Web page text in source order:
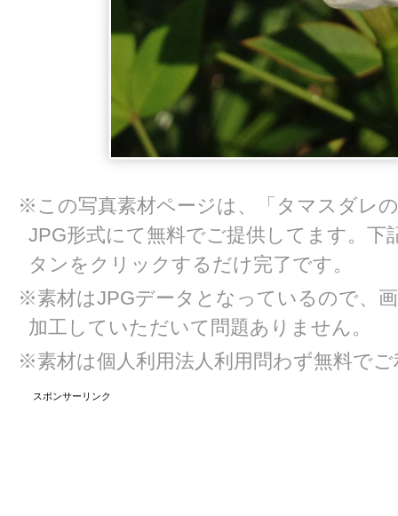
※この写真素材ページは、「タマスダレ
JPG形式にて無料でご提供してます。下
タンをクリックするだけ完了です。
※素材はJPGデータとなっているので、
加工していただいて問題ありません。
※素材は個人利用法人利用問わず無料で
スポンサーリンク